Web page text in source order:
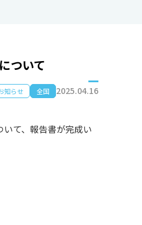
ついて
知らせ 全国 2025.04.16
て、報告書が完成い